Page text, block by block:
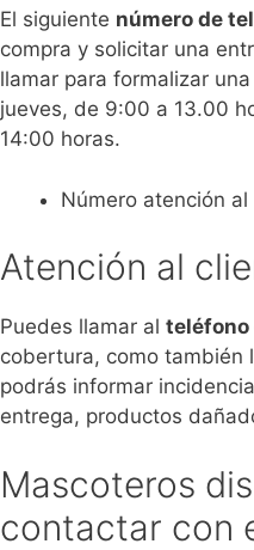
El siguiente número de
compra y solicitar una
llamar para formalizar
jueves, de 9:00 a 13.00
14:00 horas.
Número atención
Atención al
Puedes llamar al teléfono
cobertura, como también
podrás informar
entrega, productos
Mascoteros
contactar con